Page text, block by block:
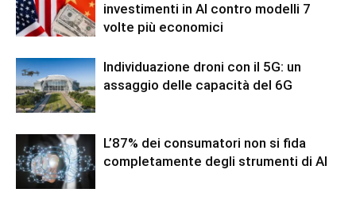
investimenti in AI contro modelli 7
volte più economici
Individuazione droni con il 5G: un
assaggio delle capacità del 6G
L’87% dei consumatori non si fida
completamente degli strumenti di AI